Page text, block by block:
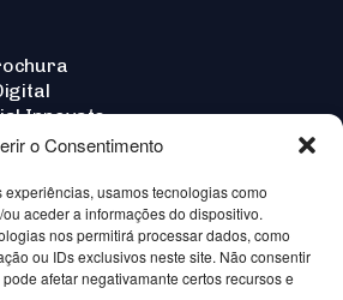
o Consentimento
usamos tecnologias como
aceder a informações do dispositivo.
nos permitirá processar dados, como
ou IDs exclusivos neste site. Não consentir
afetar negativamante certos recursos e
Innovate
Crafted by Wevolved
— Creative Agency